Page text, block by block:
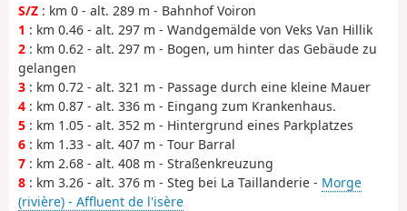
S/Z : km 0 - alt. 289 m - Bahnhof Voiron
1 : km 0.46 - alt. 297 m - Wandgemälde von Veks Van Hillik
2 : km 0.62 - alt. 297 m - Bogen, um hinter das Gebäude zu
gelangen
3 : km 0.72 - alt. 321 m - Passage durch eine kleine Mauer
4 : km 0.87 - alt. 336 m - Eingang zum Krankenhaus.
5 : km 1.05 - alt. 352 m - Hintergrund eines Parkplatzes
6 : km 1.33 - alt. 407 m - Tour Barral
7 : km 2.68 - alt. 408 m - Straßenkreuzung
8 : km 3.26 - alt. 376 m - Steg bei La Taillanderie - Morge
(rivière) - Affluent de l'isère